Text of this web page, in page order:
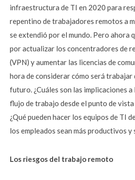
infraestructura de TI en 2020 para
repentino de trabajadores remotos a
se extendió por el mundo. Pero ahora
por actualizar los concentradores de
(VPN) y aumentar las licencias de
hora de considerar cómo será trabajar
futuro. ¿Cuáles son las implicaciones
flujo de trabajo desde el punto de
¿Qué pueden hacer los equipos de TI
los empleados sean más productivos y
Los riesgos del trabajo remoto